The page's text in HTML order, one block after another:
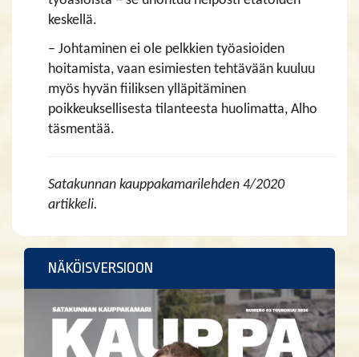
keskellä.
– Johtaminen ei ole pelkkien työasioiden
hoitamista, vaan esimiesten tehtävään kuuluu
myös hyvän fiiliksen ylläpitäminen
poikkeuksellisesta tilanteesta huolimatta, Alho
täsmentää.
Satakunnan kauppakamarilehden 4/2020
artikkeli.
NÄKÖISVERSIOON